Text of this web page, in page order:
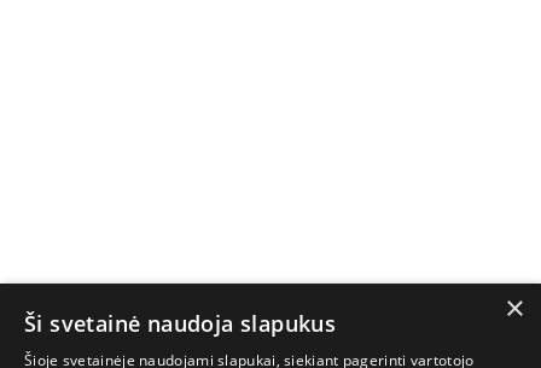
×
Ši svetainė naudoja slapukus
Šioje svetainėje naudojami slapukai, siekiant pagerinti vartotojo